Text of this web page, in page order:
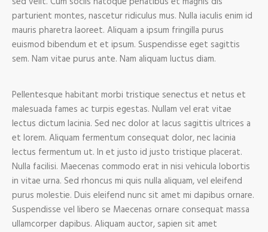
parturient montes, nascetur ridiculus mus. Nulla iaculis enim id
mauris pharetra laoreet. Aliquam a ipsum fringilla purus
euismod bibendum et et ipsum. Suspendisse eget sagittis
sem. Nam vitae purus ante. Nam aliquam luctus diam.
Pellentesque habitant morbi tristique senectus et netus et
malesuada fames ac turpis egestas. Nullam vel erat vitae
lectus dictum lacinia. Sed nec dolor at lacus sagittis ultrices a
et lorem. Aliquam fermentum consequat dolor, nec lacinia
lectus fermentum ut. In et justo id justo tristique placerat.
Nulla facilisi. Maecenas commodo erat in nisi vehicula lobortis
in vitae urna. Sed rhoncus mi quis nulla aliquam, vel eleifend
purus molestie. Duis eleifend nunc sit amet mi dapibus ornare.
Suspendisse vel libero se Maecenas ornare consequat massa
ullamcorper dapibus. Aliquam auctor, sapien sit amet